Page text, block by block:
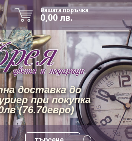
Вашата поръчка
0,00 лв.
доставка до
при покупка
(76.70евро)